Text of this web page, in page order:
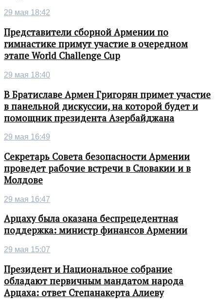
29 мая 18:42
Представители сборной Армении по
гимнастике примут участие в очередном
этапе World Challenge Cup
29 мая 18:40
В Братиславе Армен Григорян примет участие
в панельной дискуссии, на которой будет и
помощник президента Азербайджана
29 мая 16:49
Секретарь Совета безопасности Армении
проведет рабочие встречи в Словакии и в
Молдове
29 мая 16:47
Арцаху была оказана беспрецедентная
поддержка: министр финансов Армении
29 мая 15:07
Президент и Национальное собрание
обладают первичным мандатом народа
Арцаха: ответ Степанакерта Алиеву